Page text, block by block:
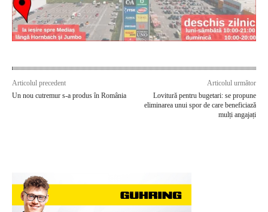
Articolul precedent
Un nou cutremur s-a produs în România
Articolul următor
Lovitură pentru bugetari: se propune
eliminarea unui spor de care beneficiază
mulți angajați